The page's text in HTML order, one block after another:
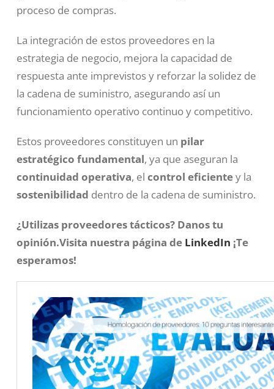
proceso de compras.
La integración de estos proveedores en la
estrategia de negocio, mejora la capacidad de
respuesta ante imprevistos y reforzar la solidez de
la cadena de suministro, asegurando así un
funcionamiento operativo continuo y competitivo.
Estos proveedores constituyen un pilar
estratégico fundamental, ya que aseguran la
continuidad operativa, el control eficientey la
sostenibilidad dentro de la cadena de suministro.
¿Utilizas proveedores tácticos? Danos tu
opinión.Visita nuestra página de LinkedIn ¡Te
esperamos!